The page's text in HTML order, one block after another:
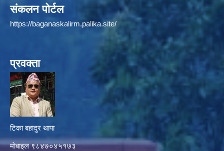
संकलन पोर्टल
https://baganaskalirm.palika.site/
प्रवक्ता
टिका बहादुर थापा
माे‍बाइल ९८४७०४५१७३